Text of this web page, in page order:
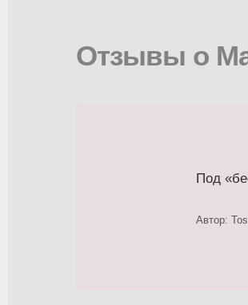
Отзывы о
Под
Автор: